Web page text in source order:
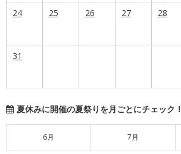
24 25 26 27 28
31
夏休みに開催の夏祭りを月ごとにチェック！
6月 7月